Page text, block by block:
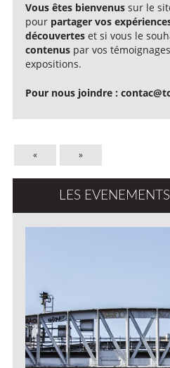
Vous êtes bienvenus sur le
pour partager vos
découvertes et si vous le
contenus par vos
expositions.
Pour nous joindre :
« »
LES